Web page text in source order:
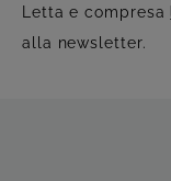
Letta e compresa
alla newsletter.